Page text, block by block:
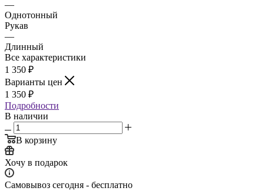
—
Однотонный
Рукав
—
Длинный
Все характеристики
1 350 ₽
Варианты цен
1 350 ₽
Подробности
В наличии
В корзину
Хочу в подарок
Самовывоз сегодня - бесплатно